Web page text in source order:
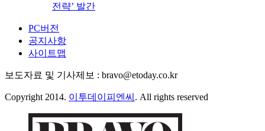
전략’ 발간
PC버전
공지사항
사이트맵
보도자료 및 기사제보 : bravo@etoday.co.kr
Copyright 2014. 이투데이피엔씨 . All rights reserved